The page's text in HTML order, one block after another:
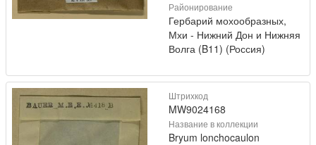
Районирование
Гербарий мохообразных,
Мхи - Нижний Дон и Нижняя
Волга (B11) (Россия)
Штрихкод
MW9024168
Название в коллекции
Bryum lonchocaulon